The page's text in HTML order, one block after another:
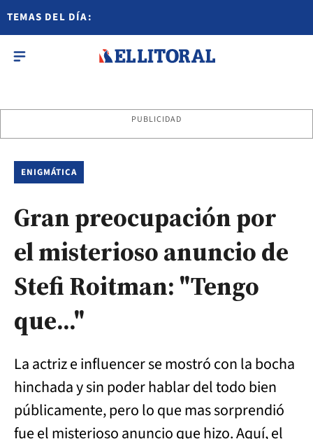
TEMAS DEL DÍA:
PUBLICIDAD
ENIGMÁTICA
Gran preocupación por
el misterioso anuncio de
Stefi Roitman: "Tengo
que..."
La actriz e influencer se mostró con la bocha
hinchada y sin poder hablar del todo bien
públicamente, pero lo que mas sorprendió
fue el misterioso anuncio que hizo. Aquí, el